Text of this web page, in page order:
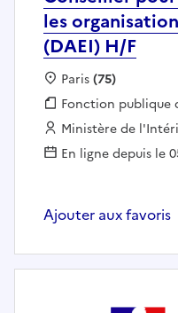
les
(DAEI) H/F
Localisation :
Paris(75)
Fonction publique :
Fonction publique
Employeur :
Ministère de
En ligne depuis le
Ajouter aux favoris